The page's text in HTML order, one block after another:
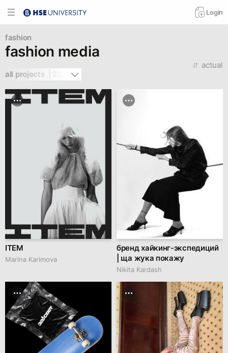
Login
fashion
fashion media
all projects  | 237
actual
ITEM
Marina Karimova
бренд хайкинг-экспедиций
| ща жука покажу
Nikita Kardash